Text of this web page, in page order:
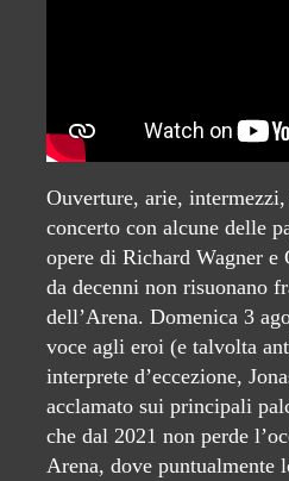
Ouverture, arie,
concerto con alcune delle
opere di Richard Wagner e
da decenni non risuonano
dell’Arena. Domenica 3
voce agli eroi (e talvolta
interprete d’eccezione,
acclamato sui principali
che dal 2021 non perde
Arena, dove puntualmente